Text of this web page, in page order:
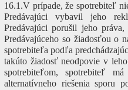
16.1.V prípade, že spotrebiteľ
Predávajúci vybavil jeho
Predávajúci porušil jeho
Predávajúceho so žiadosťou o
spotrebiteľa podľa
takúto žiadosť neodpovie v
spotrebiteľom, spotrebiteľ
alternatívneho riešenia sporu